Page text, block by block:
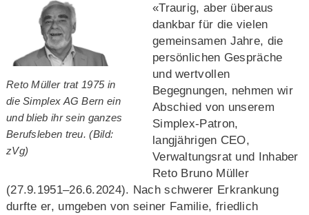
Reto Müller trat 1975 in
die Simplex AG Bern ein
und blieb ihr sein ganzes
Berufsleben treu. (Bild:
zVg)
«Traurig, aber überaus
dankbar für die vielen
gemeinsamen Jahre, die
persönlichen Gespräche
und wertvollen
Begegnungen, nehmen wir
Abschied von unserem
Simplex-Patron,
langjährigen CEO,
Verwaltungsrat und Inhaber
Reto Bruno Müller
(27.9.1951–26.6.2024). Nach schwerer Erkrankung
durfte er, umgeben von seiner Familie, friedlich